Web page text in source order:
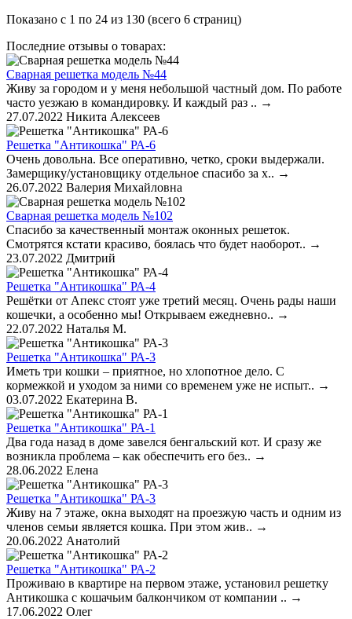
Показано с 1 по 24 из 130 (всего 6 страниц)
Последние отзывы о товарах:
Сварная решетка модель №44
Живу за городом и у меня небольшой частный дом. По работе
часто уезжаю в командировку. И каждый раз .. →
27.07.2022 Никита Алексеев
Решетка "Антикошка" РА-6
Очень довольна. Все оперативно, четко, сроки выдержали.
Замерщику/установщику отдельное спасибо за х.. →
26.07.2022 Валерия Михайловна
Сварная решетка модель №102
Спасибо за качественный монтаж оконных решеток.
Смотрятся кстати красиво, боялась что будет наоборот.. →
23.07.2022 Дмитрий
Решетка "Антикошка" РА-4
Решётки от Апекс стоят уже третий месяц. Очень рады наши
кошечки, а особенно мы! Открываем ежедневно.. →
22.07.2022 Наталья М.
Решетка "Антикошка" РА-3
Иметь три кошки – приятное, но хлопотное дело. С
кормежкой и уходом за ними со временем уже не испыт.. →
03.07.2022 Екатерина В.
Решетка "Антикошка" РА-1
Два года назад в доме завелся бенгальский кот. И сразу же
возникла проблема – как обеспечить его без.. →
28.06.2022 Елена
Решетка "Антикошка" РА-3
Живу на 7 этаже, окна выходят на проезжую часть и одним из
членов семьи является кошка. При этом жив.. →
20.06.2022 Анатолий
Решетка "Антикошка" РА-2
Проживаю в квартире на первом этаже, установил решетку
Антикошка с кошачьим балкончиком от компании .. →
17.06.2022 Олег